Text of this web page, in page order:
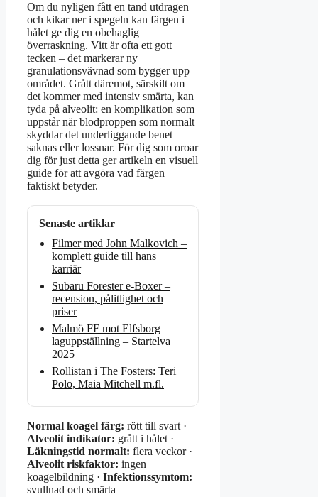
Om du nyligen fått en tand utdragen
och kikar ner i spegeln kan färgen i
hålet ge dig en obehaglig
överraskning. Vitt är ofta ett gott
tecken – det markerar ny
granulationsvävnad som bygger upp
området. Grått däremot, särskilt om
det kommer med intensiv smärta, kan
tyda på alveolit: en komplikation som
uppstår när blodproppen som normalt
skyddar det underliggande benet
saknas eller lossnar. För dig som oroar
dig för just detta ger artikeln en visuell
guide för att avgöra vad färgen
faktiskt betyder.
Senaste artiklar
Filmer med John Malkovich –
komplett guide till hans
karriär
Subaru Forester e-Boxer –
recension, pålitlighet och
priser
Malmö FF mot Elfsborg
laguppställning – Startelva
2025
Rollistan i The Fosters: Teri
Polo, Maia Mitchell m.fl.
Normal koagel färg: rött till svart ·
Alveolit indikator: grått i hålet ·
Läkningstid normalt: flera veckor ·
Alveolit riskfaktor: ingen
koagelbildning · Infektionssymtom:
svullnad och smärta